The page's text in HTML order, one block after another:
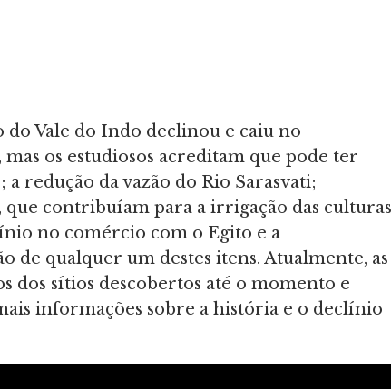
do Vale do Indo declinou e caiu no
os estudiosos acreditam que pode ter
redução da vazão do Rio Sarasvati;
que contribuíam para a irrigação das
no comércio com o Egito e a
de qualquer um destes itens. Atualmente, as
dos sítios descobertos até o momento e
informações sobre a história e o declínio